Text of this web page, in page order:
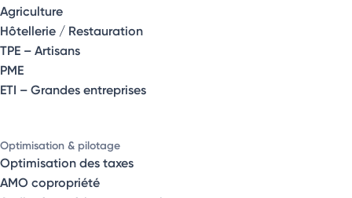
Agriculture
Hôtellerie / Restauration
TPE – Artisans
PME
ETI – Grandes entreprises
Optimisation & pilotage
Optimisation des taxes
AMO copropriété